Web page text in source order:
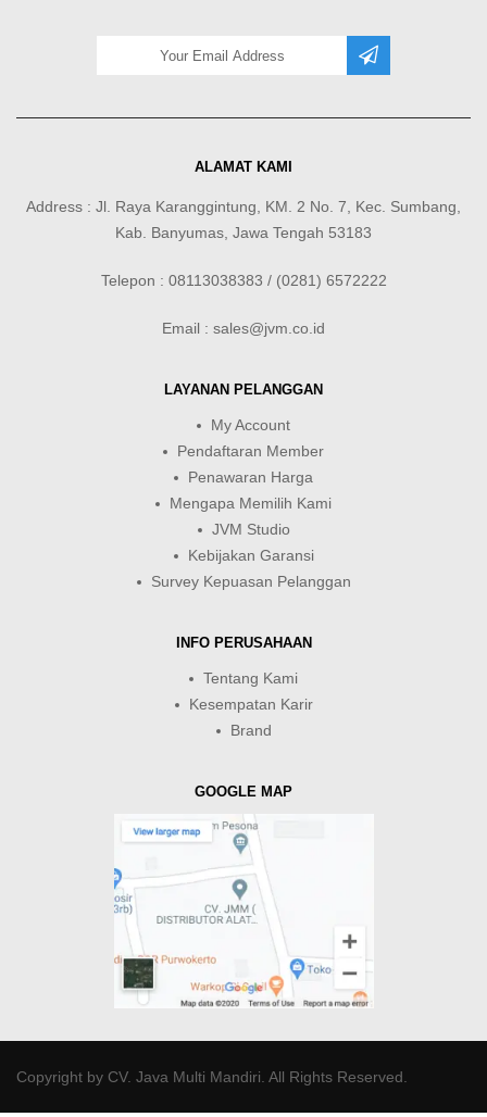
ALAMAT KAMI
Address : Jl. Raya Karanggintung, KM. 2 No. 7, Kec. Sumbang,
Kab. Banyumas, Jawa Tengah 53183
Telepon : 08113038383 / (0281) 6572222
Email : sales@jvm.co.id
LAYANAN PELANGGAN
My Account
Pendaftaran Member
Penawaran Harga
Mengapa Memilih Kami
JVM Studio
Kebijakan Garansi
Survey Kepuasan Pelanggan
INFO PERUSAHAAN
Tentang Kami
Kesempatan Karir
Brand
GOOGLE MAP
Copyright by CV. Java Multi Mandiri. All Rights Reserved.